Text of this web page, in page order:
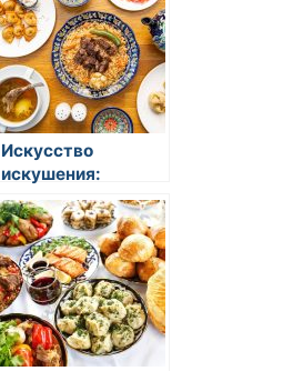
Искусство
искушения:
Волшебство
орехов и семян в
восточной кухне